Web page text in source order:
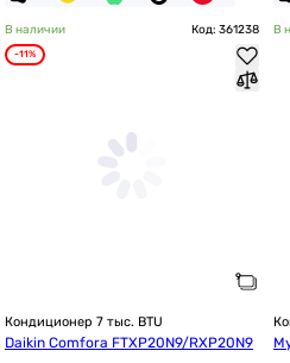
В наличии Код: 361238
-11%
Кондиционер 7 тыс. BTU
Daikin Comfora FTXP20N9/RXP20N9
В